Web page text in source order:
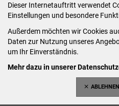
Dieser Internetauftritt verwendet
Einstellungen und besondere
Außerdem möchten wir Cookies
Daten zur Nutzung unseres
um Ihr Einverständnis.
Mehr dazu in unserer
ABLEHNEN
Montag: 09:00-12:00 /
Dienstag: 09:00-12:00 /
Mittwoch: 09:00 - 12:00 Uhr
Donnerstag: 09:00-12:00 /
Freitag: 09:00-12:00 Uhr